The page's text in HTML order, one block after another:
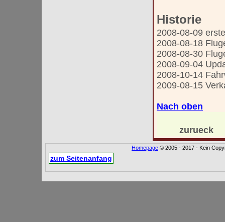
Historie
2008-08-09
2008-08-18
2008-08-30
2008-09-04
2008-10-14
2009-08-15
Nach oben
zurueck
Homepage © 2005 - 2017 - Kein
zum Seitenanfang